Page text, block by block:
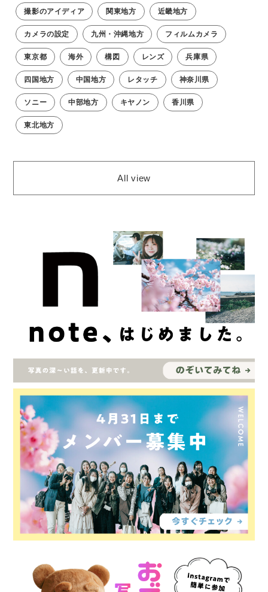
撮影のアイディア 関東地方 近畿地方
カメラの設定 九州・沖縄地方 フィルムカメラ
東京都 海外 構図 レンズ 兵庫県
四国地方 中国地方 レタッチ 神奈川県
ソニー 中部地方 キヤノン 香川県
東北地方
All view